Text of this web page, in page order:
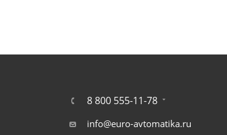
8 800 555-11-78
info@euro-avtomatika.ru